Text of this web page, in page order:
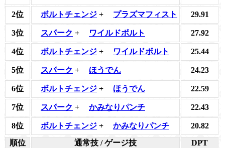
2位 ボルトチェンジ + プラズマフィスト 29.91
3位 スパーク + ワイルドボルト 27.92
4位 ボルトチェンジ + ワイルドボルト 25.44
5位 スパーク + ほうでん 24.23
6位 ボルトチェンジ + ほうでん 22.59
7位 スパーク + かみなりパンチ 22.43
8位 ボルトチェンジ + かみなりパンチ
20.82
順位
通常技 / ゲージ技
DPT